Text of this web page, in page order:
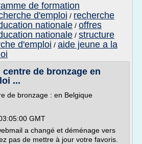
de formation
d'emploi / recherche
nationale / offres
nationale / structure
d'emploi / aide jeune a la
de bronzage en
...
de bronzage : en Belgique
GMT
a changé et déménage vers
pas de mettre à jour votre favoris.